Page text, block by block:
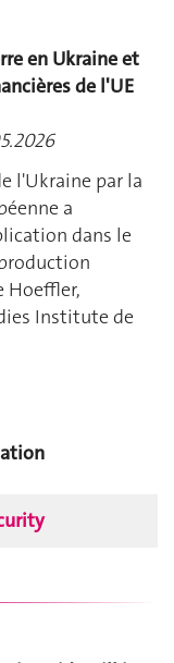
en Ukraine et
de l'UE
l'Ukraine par la
a
dans le
Hoeffler,
Institute de